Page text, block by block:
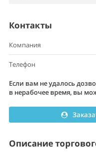
Контакты
Компания
Телефон
Если вам не удалось
в нерабочее время, вы
Описание